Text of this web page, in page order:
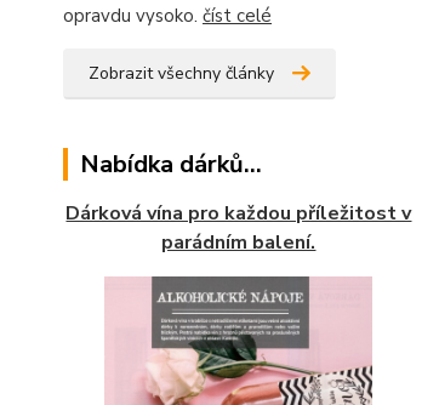
opravdu vysoko. číst celé
Zobrazit všechny články
Nabídka dárků...
Dárková vína pro každou příležitost v
parádním balení.